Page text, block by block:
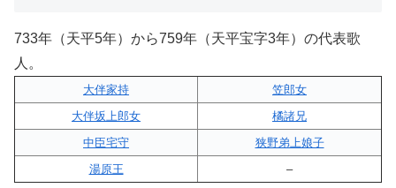
733年（天平5年）から759年（天平宝字3年）の代表歌
人。
大伴家持
笠郎女
大伴坂上郎女
橘諸兄
中臣宅守
狭野弟上娘子
湯原王
–